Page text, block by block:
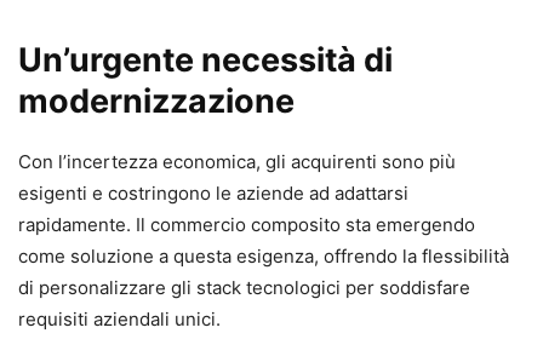
Un’urgente necessità di
modernizzazione
Con l’incertezza economica, gli acquirenti sono più
esigenti e costringono le aziende ad adattarsi
rapidamente. Il commercio composito sta emergendo
come soluzione a questa esigenza, offrendo la flessibilità
di personalizzare gli stack tecnologici per soddisfare
requisiti aziendali unici.